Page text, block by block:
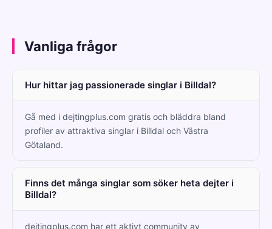
Vanliga frågor
Hur hittar jag passionerade singlar i Billdal?
Gå med i dejtingplus.com gratis och bläddra bland
profiler av attraktiva singlar i Billdal och Västra
Götaland.
Finns det många singlar som söker heta dejter i
Billdal?
dejtingplus.com har ett aktivt community av